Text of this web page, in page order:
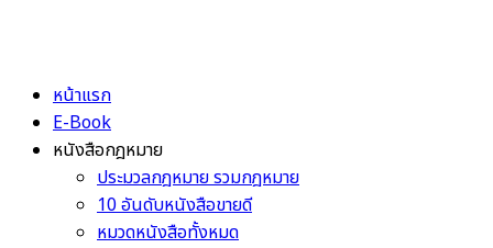
หน้าแรก
E-Book
หนังสือกฎหมาย
ประมวลกฎหมาย รวมกฎหมาย
10 อันดับหนังสือขายดี
หมวดหนังสือทั้งหมด